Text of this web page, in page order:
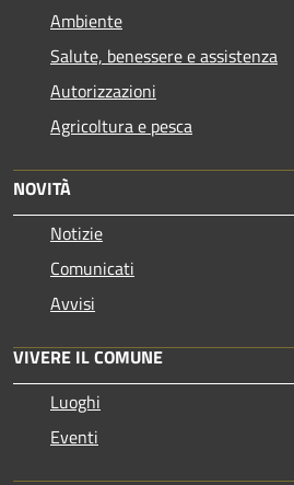
Ambiente
Salute, benessere e assistenza
Autorizzazioni
Agricoltura e pesca
NOVITÀ
Notizie
Comunicati
Avvisi
VIVERE IL COMUNE
Luoghi
Eventi